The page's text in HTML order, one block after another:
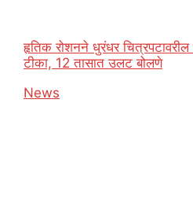
हृतिक रोशनने धुरंधर
टीका, 12 तासात उलट बोलणे
In relation to
News